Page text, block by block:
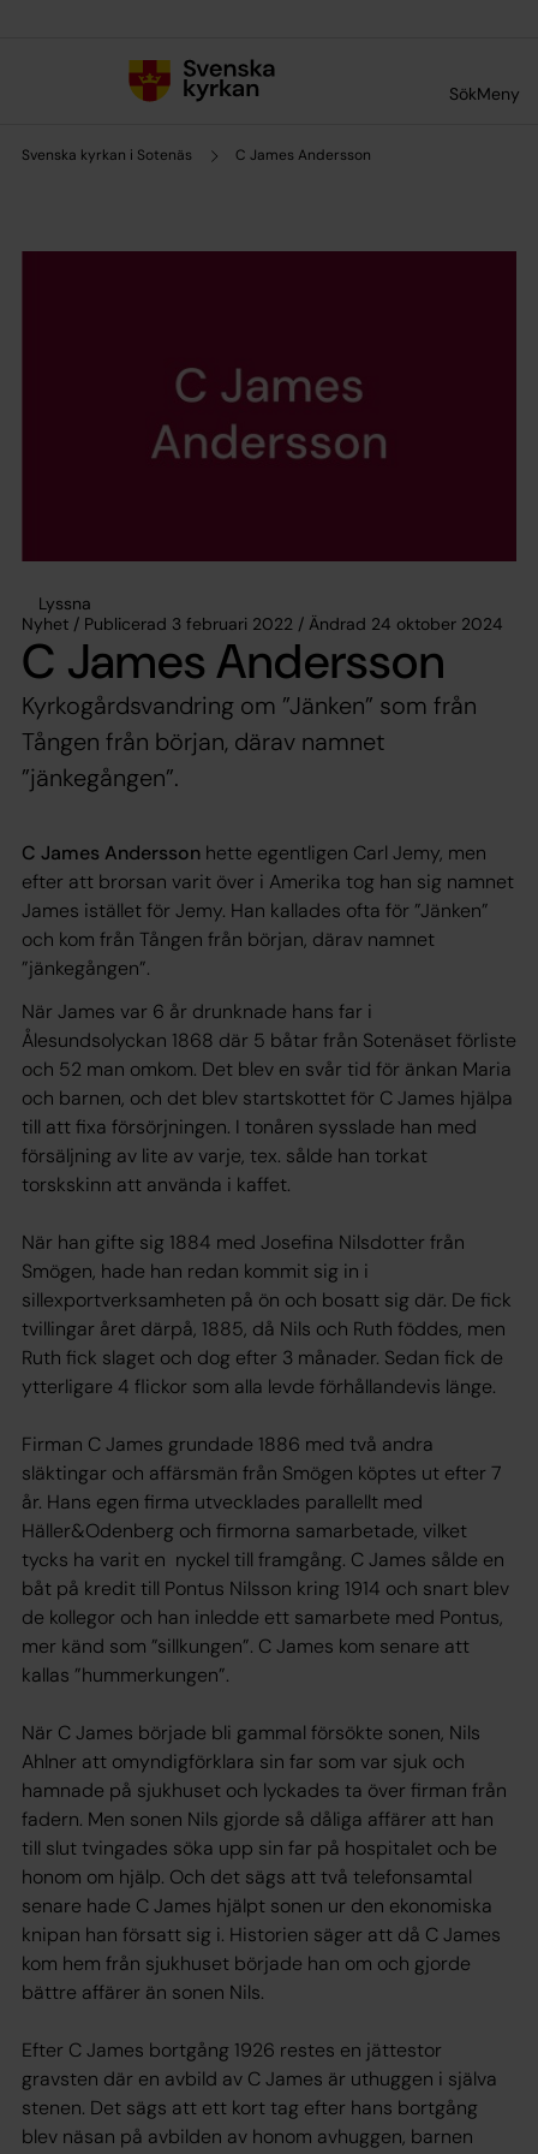
SökMeny
Svenska kyrkan i Sotenäs C James Andersson
Lyssna
Nyhet / Publicerad 3 februari 2022 / Ändrad 24 oktober 2024
C James Andersson
Kyrkogårdsvandring om ”Jänken” som från
Tången från början, därav namnet
”jänkegången”.
C James Andersson hette egentligen Carl Jemy, men
efter att brorsan varit över i Amerika tog han sig namnet
James istället för Jemy. Han kallades ofta för ”Jänken”
och kom från Tången från början, därav namnet
”jänkegången”.
När James var 6 år drunknade hans far i
Ålesundsolyckan 1868 där 5 båtar från Sotenäset förliste
och 52 man omkom. Det blev en svår tid för änkan Maria
och barnen, och det blev startskottet för C James hjälpa
till att fixa försörjningen. I tonåren sysslade han med
försäljning av lite av varje, tex. sålde han torkat
torskskinn att använda i kaffet.
När han gifte sig 1884 med Josefina Nilsdotter från
Smögen, hade han redan kommit sig in i
sillexportverksamheten på ön och bosatt sig där. De fick
tvillingar året därpå, 1885, då Nils och Ruth föddes, men
Ruth fick slaget och dog efter 3 månader. Sedan fick de
ytterligare 4 flickor som alla levde förhållandevis länge.
Firman C James grundade 1886 med två andra
släktingar och affärsmän från Smögen köptes ut efter 7
år. Hans egen firma utvecklades parallellt med
Häller&Odenberg och firmorna samarbetade, vilket
tycks ha varit en nyckel till framgång. C James sålde en
båt på kredit till Pontus Nilsson kring 1914 och snart blev
de kollegor och han inledde ett samarbete med Pontus,
mer känd som ”sillkungen”. C James kom senare att
kallas ”hummerkungen”.
När C James började bli gammal försökte sonen, Nils
Ahlner att omyndigförklara sin far som var sjuk och
hamnade på sjukhuset och lyckades ta över firman från
fadern. Men sonen Nils gjorde så dåliga affärer att han
till slut tvingades söka upp sin far på hospitalet och be
honom om hjälp. Och det sägs att två telefonsamtal
senare hade C James hjälpt sonen ur den ekonomiska
knipan han försatt sig i. Historien säger att då C James
kom hem från sjukhuset började han om och gjorde
bättre affärer än sonen Nils.
Efter C James bortgång 1926 restes en jättestor
gravsten där en avbild av C James är uthuggen i själva
stenen. Det sägs att ett kort tag efter hans bortgång
blev näsan på avbilden av honom avhuggen, barnen